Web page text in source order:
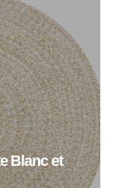
Blanc et